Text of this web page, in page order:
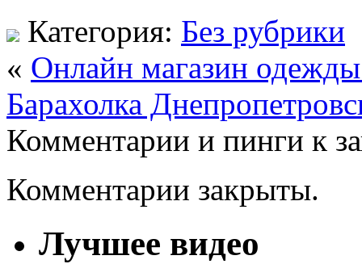
Категория: Без рубрики
« Онлайн магазин
Барахолка
Комментарии и пинги к
Комментарии закрыты.
Лучшее видео